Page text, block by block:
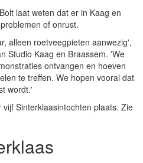
laat weten dat er in Kaag en
of onrust.
alleen roetveegpieten aanwezig',
Studio Kaag en Braassem. 'We
ontvangen en hoeven
te treffen. We hopen vooral dat
wordt.'
Sinterklaasintochten plaats. Zie